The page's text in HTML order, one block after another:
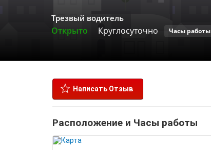
Трезвый водитель
Открыто Круглосуточно Часы работы
Написать Отзыв
Расположение и Часы работы